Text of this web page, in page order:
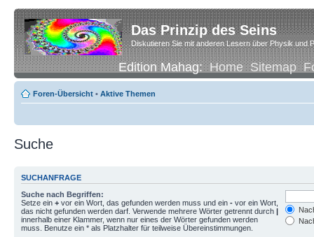
Das Prinzip des Seins
Diskutieren Sie mit anderen Lesern über Physik und
Edition Mahag:Home Sitemap
Foren-Übersicht • Aktive Themen
Suche
SUCHANFRAGE
Suche nach Begriffen:
Setze ein + vor ein Wort, das gefunden werden muss und ein - vor ein Wort,
das nicht gefunden werden darf. Verwende mehrere Wörter getrennt durch |
innerhalb einer Klammer, wenn nur eines der Wörter gefunden werden
muss. Benutze ein * als Platzhalter für teilweise Übereinstimmungen.